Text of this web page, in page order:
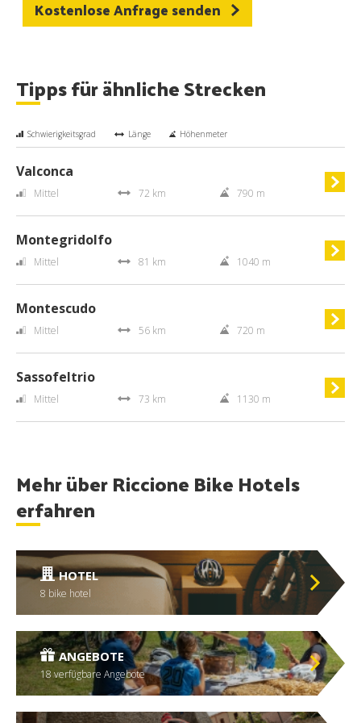
Kostenlose Anfrage senden
Tipps für ähnliche Strecken
Schwierigkeitsgrad Länge Höhenmeter
Valconca
Mittel 72 km 790 m
Montegridolfo
Mittel 81 km 1040 m
Montescudo
Mittel 56 km 720 m
Sassofeltrio
Mittel 73 km 1130 m
Mehr über Riccione Bike Hotels
erfahren
HOTEL
8 bike hotel
ANGEBOTE
18 verfügbare Angebote